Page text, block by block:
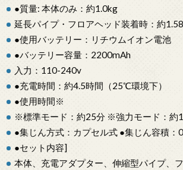
●質量: 本体のみ：約1.0kg
延長パイプ・フロアヘッド装着時：約
●使用バッテリー：リチウムイオン電池
●バッテリー容量：2200mAh
入力：110-240v
●充電時間：約4.5時間（25℃環境下）
●使用時間※
※標準モード：約25分 ※強力モード：約
●集じん方式：カプセル式 ●集じん容積：
●セット内容]
本体、充電アダプター、伸縮型パイプ、